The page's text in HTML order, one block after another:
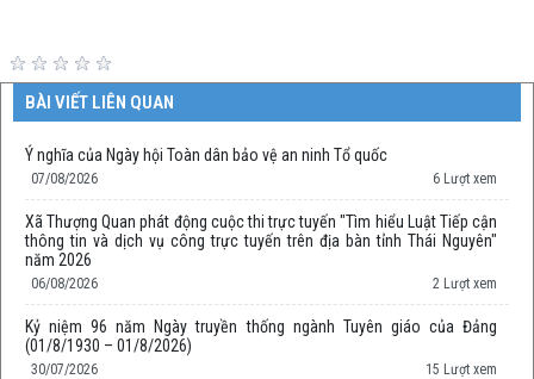
BÀI VIẾT LIÊN QUAN
Ý nghĩa của Ngày hội Toàn dân bảo vệ an ninh Tổ quốc
07/08/2026 6 Lượt xem
Xã Thượng Quan phát động cuộc thi trực tuyến "Tìm hiểu Luật Tiếp cận
thông tin và dịch vụ công trực tuyến trên địa bàn tỉnh Thái Nguyên"
năm 2026
06/08/2026 2 Lượt xem
Kỷ niệm 96 năm Ngày truyền thống ngành Tuyên giáo của Đảng
(01/8/1930 – 01/8/2026)
30/07/2026 15 Lượt xem